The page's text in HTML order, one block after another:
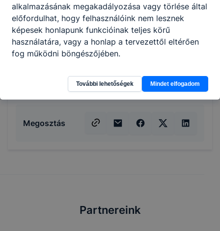
Megosztás
Partnereink
alkalmazásának megakadályozása vagy törlése által
előfordulhat, hogy felhasználóink nem lesznek
képesek honlapunk funkcióinak teljes körű
használatára, vagy a honlap a tervezettől eltérően
fog működni böngészőjében.
További lehetőségek Mindet elfogadom